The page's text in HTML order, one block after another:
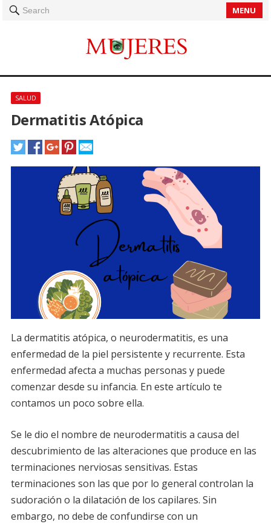
Search MENU
SALUD
Dermatitis Atópica
La dermatitis atópica, o neurodermatitis, es una
enfermedad de la piel persistente y recurrente. Esta
enfermedad afecta a muchas personas y puede
comenzar desde su infancia. En este artículo te
contamos un poco sobre ella.
Se le dio el nombre de neurodermatitis a causa del
descubrimiento de las alteraciones que produce en las
terminaciones nerviosas sensitivas. Estas
terminaciones son las que por lo general controlan la
sudoración o la dilatación de los capilares. Sin
embargo, no debe de confundirse con un